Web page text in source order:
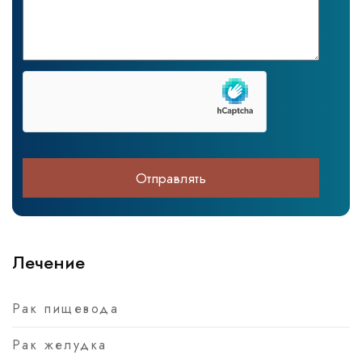
Лечение
Рак пищевода
Рак желудка